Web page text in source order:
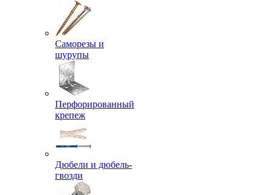
Саморезы и
шурупы
Перфорированный
крепеж
Дюбели и дюбель-
гвозди